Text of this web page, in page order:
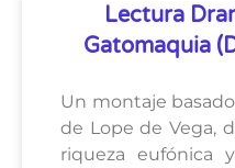
Lectura
Gatomaquia
Un montaje
de Lope de Vega,
riqueza eufónica